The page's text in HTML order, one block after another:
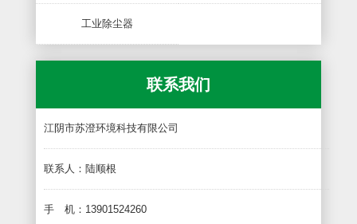
工业除尘器
联系我们
江阴市苏澄环境科技有限公司
联系人：陆顺根
手 机：13901524260